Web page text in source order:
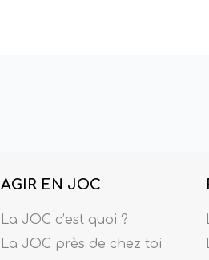
AGIR EN JOC
La JOC c’est quoi ?
La JOC près de chez toi